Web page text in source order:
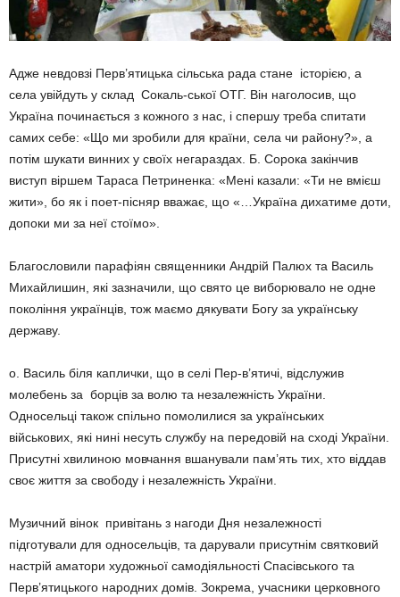
Адже невдовзі Перв’ятицька сільська рада стане історією, а
села увійдуть у склад Сокаль-ської ОТГ. Він наголосив, що
Україна починається з кожного з нас, і спершу треба спитати
самих себе: «Що ми зробили для країни, села чи району?», а
потім шукати винних у своїх негараздах. Б. Сорока закінчив
виступ віршем Тараса Петриненка: «Мені казали: «Ти не вмієш
жити», бо як і поет-пісняр вважає, що «…Україна дихатиме доти,
допоки ми за неї стоїмо».
Благословили парафіян священники Андрій Палюх та Василь
Михайлишин, які зазначили, що свято це виборювало не одне
покоління українців, тож маємо дякувати Богу за українську
державу.
о. Василь біля каплички, що в селі Пер-в’ятичі, відслужив
молебень за борців за волю та незалежність України.
Односельці також спільно помолилися за українських
військових, які нині несуть службу на передовій на сході України.
Присутні хвилиною мовчання вшанували пам’ять тих, хто віддав
своє життя за свободу і незалежність України.
Музичний вінок привітань з нагоди Дня незалежності
підготували для односельців, та дарували присутнім святковий
настрій аматори художньої самодіяльності Спасівського та
Перв’ятицького народних домів. Зокрема, учасники церковного